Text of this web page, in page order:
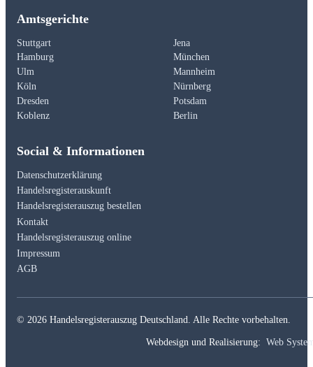
Amtsgerichte
Stuttgart
Jena
Hamburg
München
Ulm
Mannheim
Köln
Nürnberg
Dresden
Potsdam
Koblenz
Berlin
Social & Informationen
Datenschutzerklärung
Handelsregisterauskunft
Handelsregisterauszug bestellen
Kontakt
Handelsregisterauszug online
Impressum
AGB
© 2026 Handelsregisterauszug Deutschland. Alle Rechte vorbehalten.
Webdesign und Realisierung: Web